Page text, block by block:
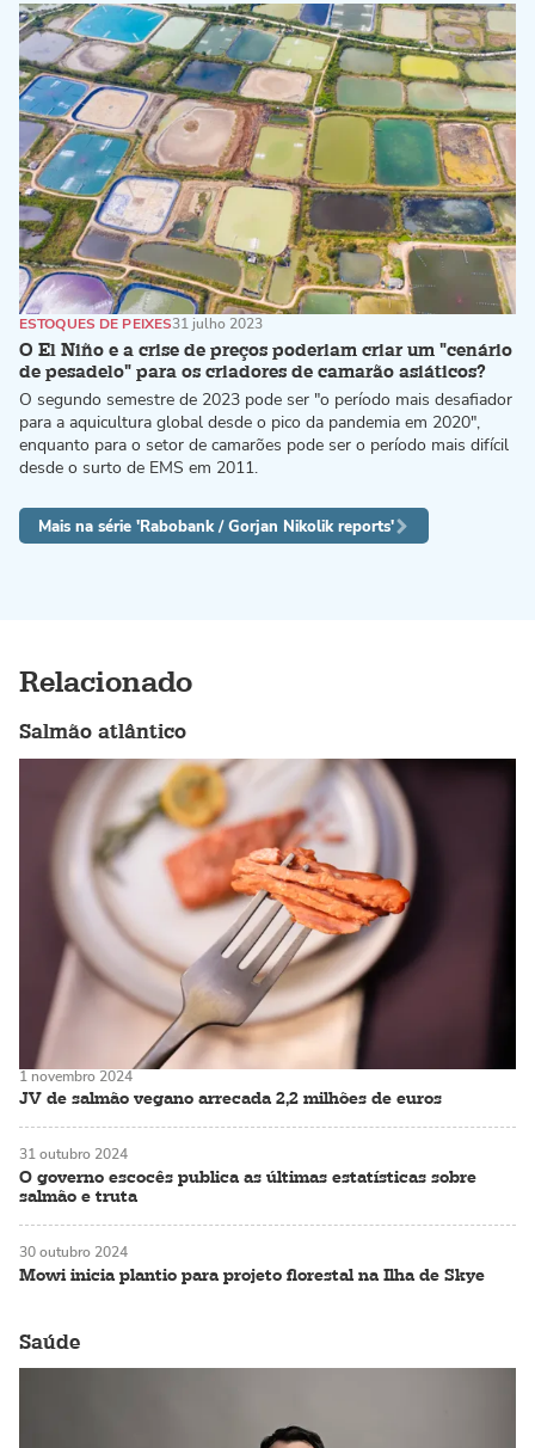
O El Niño e a crise de preços poderiam criar um "cenário
de pesadelo" para os criadores de camarão asiáticos?
ESTOQUES DE PEIXES31 julho 2023
O segundo semestre de 2023 pode ser "o período mais desafiador
para a aquicultura global desde o pico da pandemia em 2020",
enquanto para o setor de camarões pode ser o período mais difícil
desde o surto de EMS em 2011.
Mais na série 'Rabobank / Gorjan Nikolik reports'
Relacionado
Salmão atlântico
JV de salmão vegano arrecada 2,2 milhões de euros
1 novembro 2024
O governo escocês publica as últimas estatísticas sobre
salmão e truta
31 outubro 2024
Mowi inicia plantio para projeto florestal na Ilha de Skye
30 outubro 2024
Saúde